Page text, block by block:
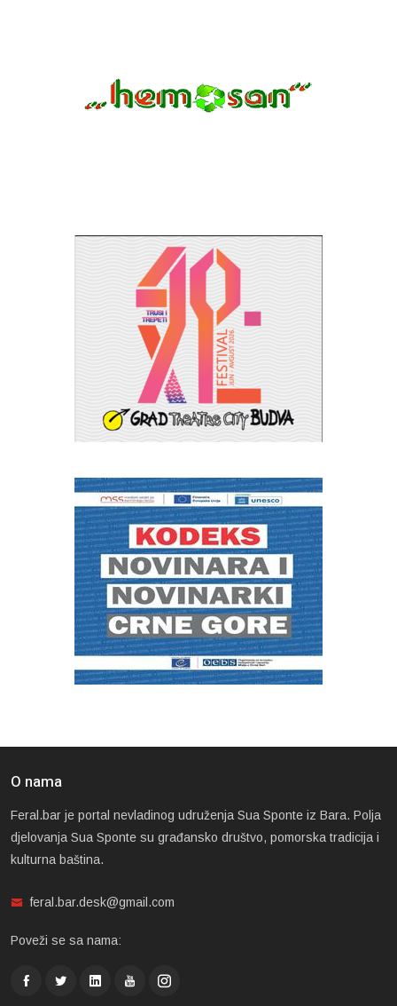
O nama
Feral.bar je portal nevladinog udruženja Sua Sponte iz Bara. Polja
djelovanja Sua Sponte su građansko društvo, pomorska tradicija i
kulturna baština.
feral.bar.desk@gmail.com
Poveži se sa nama: